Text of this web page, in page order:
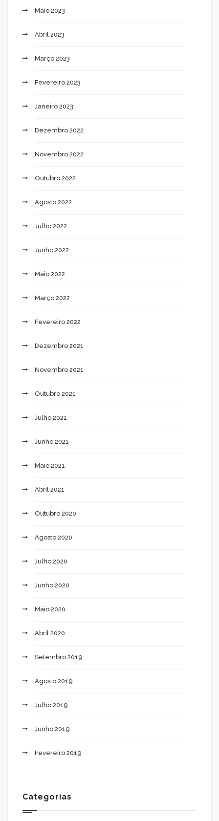
Maio 2023
Abril 2023
Março 2023
Fevereiro 2023
Janeiro 2023
Dezembro 2022
Novembro 2022
Outubro 2022
Agosto 2022
Julho 2022
Junho 2022
Maio 2022
Março 2022
Fevereiro 2022
Dezembro 2021
Novembro 2021
Outubro 2021
Julho 2021
Junho 2021
Maio 2021
Abril 2021
Outubro 2020
Agosto 2020
Julho 2020
Junho 2020
Maio 2020
Abril 2020
Setembro 2019
Agosto 2019
Julho 2019
Junho 2019
Fevereiro 2019
Categorias